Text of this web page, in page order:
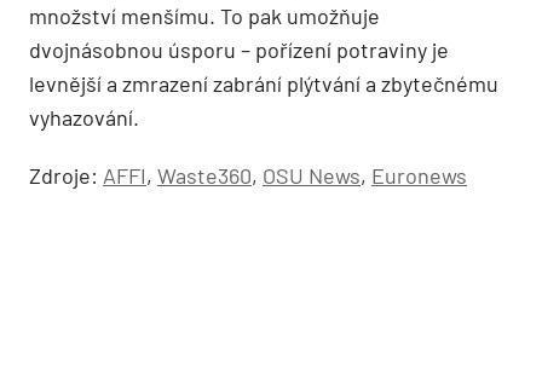
množství menšímu. To pak umožňuje
dvojnásobnou úsporu – pořízení potraviny je
levnější a zmrazení zabrání plýtvání a zbytečnému
vyhazování.
Zdroje: AFFI, Waste360, OSU News, Euronews